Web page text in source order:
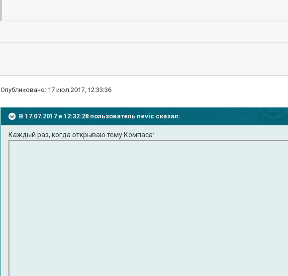
Опубликовано: 17 июл 2017, 12:33:36
В 17.07.2017 в 12:32:28 пользователь nevic сказал:
Каждый раз, когда открываю тему Компаса: